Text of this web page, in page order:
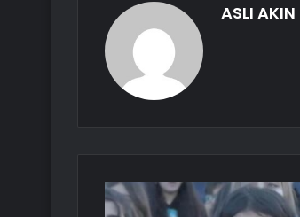
ASLI AKIN